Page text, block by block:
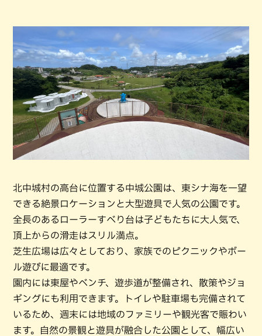
北中城村の高台に位置する中城公園は、東シナ海を一望
できる絶景ロケーションと大型遊具で人気の公園です。
全長のあるローラーすべり台は子どもたちに大人気で、
頂上からの滑走はスリル満点。
芝生広場は広々としており、家族でのピクニックやボー
ル遊びに最適です。
園内には東屋やベンチ、遊歩道が整備され、散策やジョ
ギングにも利用できます。トイレや駐車場も完備されて
いるため、週末には地域のファミリーや観光客で賑わい
ます。自然の景観と遊具が融合した公園として、幅広い